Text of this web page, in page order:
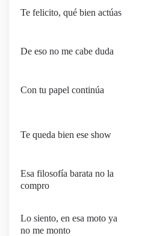
Te felicito, qué bien actúas
De eso no me cabe duda
Con tu papel continúa
Te queda bien esе show
Esa filosofía barata no la
compro
Lo siento, en esa moto ya
no me monto